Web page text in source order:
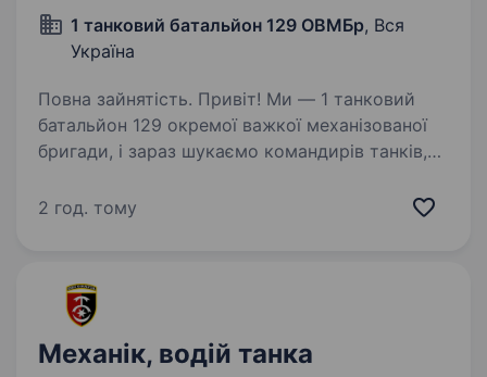
1 танковий батальйон 129 ОВМБр, Вся
Україна
Повна зайнятість. Привіт! Ми — 1 танковий
батальйон 129 окремої важкої механізованої
бригади, і зараз шукаємо командирів танків,
та згуртованої команди. Що означає бути
2 год. тому
Механік, водій танка